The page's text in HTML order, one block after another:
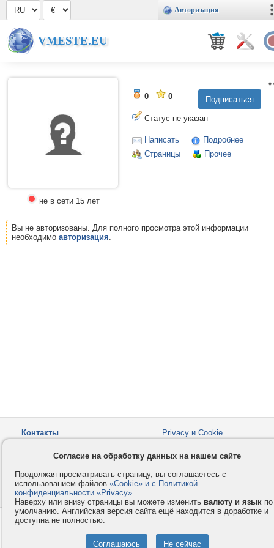
Авторизация
VMESTE.EU
не в сети 15 лет
0 0
Статус не указан
Написать
Подробнее
Страницы
Прочее
Вы не авторизованы. Для полного просмотра этой информации
необходимо авторизация.
Контакты
Privacy и Cookie
Как оплатить
Форумы
© 2008-2026VMESTE.EU
Согласие на обработку данных на нашем сайте
Продолжая просматривать страницу, вы соглашаетесь с
использованием файлов «Cookie» и с Политикой
конфиденциальности «Privacy».
Наверху или внизу страницы вы можете изменить валюту и язык по
умолчанию. Английская версия сайта ещё находится в доработке и
доступна не полностью.